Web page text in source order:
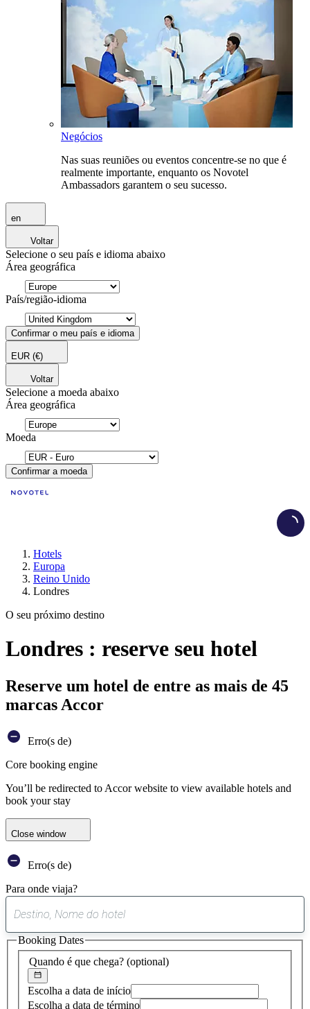
Negócios
Nas suas reuniões ou eventos concentre-se no que é
realmente importante, enquanto os Novotel
Ambassadors garantem o seu sucesso.
en
Voltar
Selecione o seu país e idioma abaixo
Área geográfica
País/região-idioma
Confirmar o meu país e idioma
EUR (€)
Voltar
Selecione a moeda abaixo
Área geográfica
Moeda
Confirmar a moeda
Hotels
Europa
Reino Unido
Londres
O seu próximo destino
Londres : reserve seu hotel
Reserve um hotel de entre as mais de 45
marcas Accor
Erro(s de)
Core booking engine
You’ll be redirected to Accor website to view available hotels and
book your stay
Close window
Erro(s de)
Para onde viaja?
sugestão
encontrada
Quando é que chega? (optional)
Escolha a data de início
Escolha a data de término
Booking Dates